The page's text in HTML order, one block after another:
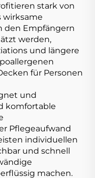
stark von
wirksame
den Empfängern
werden,
und längere
für Personen
und
komfortable
Pflegeaufwand
individuellen
und schnell
machen.